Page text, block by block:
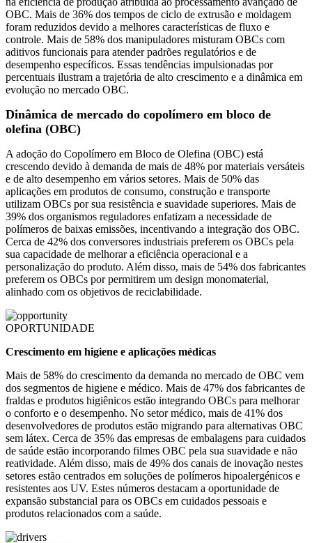
OBC. Mais de 36% dos tempos de ciclo de extrusão e moldagem
foram reduzidos devido a melhores características de fluxo e
controle. Mais de 58% dos manipuladores misturam OBCs com
aditivos funcionais para atender padrões regulatórios e de
desempenho específicos. Essas tendências impulsionadas por
percentuais ilustram a trajetória de alto crescimento e a dinâmica em
evolução no mercado OBC.
Dinâmica de mercado do copolímero em bloco de
olefina (OBC)
A adoção do Copolímero em Bloco de Olefina (OBC) está
crescendo devido à demanda de mais de 48% por materiais versáteis
e de alto desempenho em vários setores. Mais de 50% das
aplicações em produtos de consumo, construção e transporte
utilizam OBCs por sua resistência e suavidade superiores. Mais de
39% dos organismos reguladores enfatizam a necessidade de
polímeros de baixas emissões, incentivando a integração dos OBC.
Cerca de 42% dos conversores industriais preferem os OBCs pela
sua capacidade de melhorar a eficiência operacional e a
personalização do produto. Além disso, mais de 54% dos fabricantes
preferem os OBCs por permitirem um design monomaterial,
alinhado com os objetivos de reciclabilidade.
OPORTUNIDADE
Crescimento em higiene e aplicações médicas
Mais de 58% do crescimento da demanda no mercado de OBC vem
dos segmentos de higiene e médico. Mais de 47% dos fabricantes de
fraldas e produtos higiênicos estão integrando OBCs para melhorar
o conforto e o desempenho. No setor médico, mais de 41% dos
desenvolvedores de produtos estão migrando para alternativas OBC
sem látex. Cerca de 35% das empresas de embalagens para cuidados
de saúde estão incorporando filmes OBC pela sua suavidade e não
reatividade. Além disso, mais de 49% dos canais de inovação nestes
setores estão centrados em soluções de polímeros hipoalergénicos e
resistentes aos UV. Estes números destacam a oportunidade de
expansão substancial para os OBCs em cuidados pessoais e
produtos relacionados com a saúde.